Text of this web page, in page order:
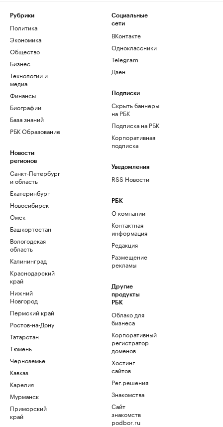
Рубрики
Политика
Экономика
Общество
Бизнес
Технологии и
медиа
Финансы
Биографии
База знаний
РБК Образование
Новости
регионов
Санкт-Петербург
и область
Екатеринбург
Новосибирск
Омск
Башкортостан
Вологодская
область
Калининград
Краснодарский
край
Нижний
Новгород
Пермский край
Ростов-на-Дону
Татарстан
Тюмень
Черноземье
Кавказ
Карелия
Мурманск
Приморский
край
Социальные
сети
ВКонтакте
Одноклассники
Telegram
Дзен
Подписки
Скрыть баннеры
на РБК
Подписка на РБК
Корпоративная
подписка
Уведомления
RSS Новости
РБК
О компании
Контактная
информация
Редакция
Размещение
рекламы
Другие
продукты
РБК
Облако для
бизнеса
Корпоративный
регистратор
доменов
Хостинг
сайтов
Рег.решения
Знакомства
Сайт
знакомств
podbor.ru